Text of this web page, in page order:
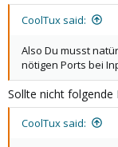
CoolTux said:
Also Du musst
nötigen Ports bei
Sollte nicht folgende
CoolTux said: